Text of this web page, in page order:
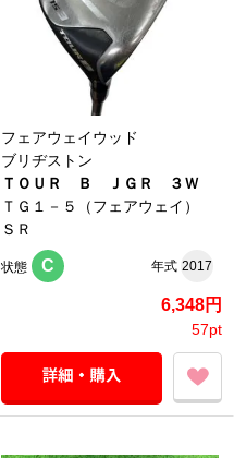
フェアウェイウッド
ブリヂストン
ＴＯＵＲ Ｂ ＪＧＲ ３Ｗ
ＴＧ１－５（フェアウェイ）
ＳＲ
状態 C 年式 2017
6,348円
57pt